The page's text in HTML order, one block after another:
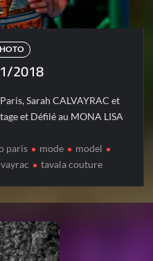
2018
Sarah CALVAYRAC et
et Défilé au MONA LISA
paris mode
model
tavala couture